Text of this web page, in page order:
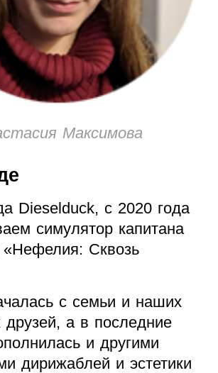
Максимова
Dieselduck, с 2020 года
симулятор капитана
Сквозь
с семьи и наших
а в последние
и другими
дирижаблей и эстетики